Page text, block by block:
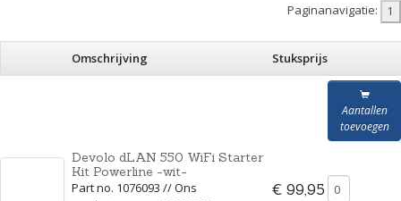
Paginanavigatie:
Omschrijving Stuksprijs
Aantallen
toevoegen
Devolo dLAN 550 WiFi Starter
Kit Powerline -wit-
Part no. 1076093 // Ons
€ 99,95